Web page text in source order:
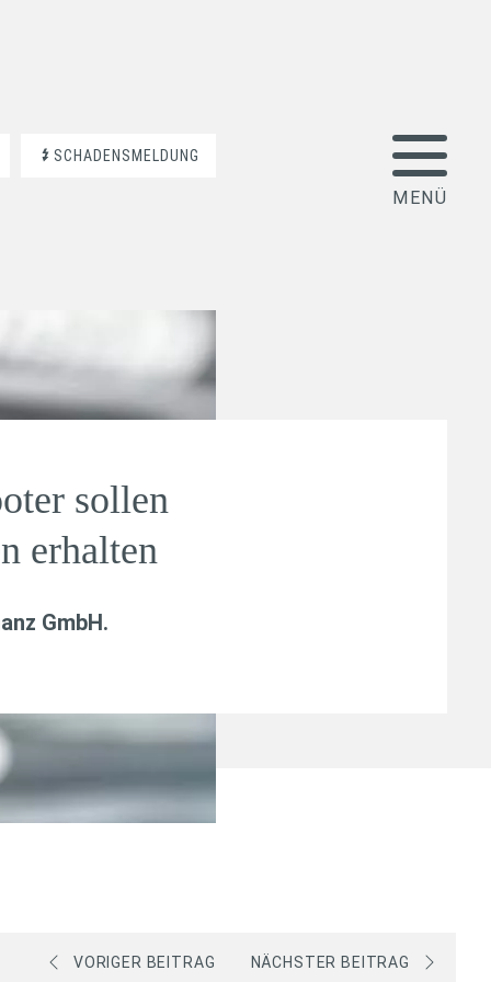
SCHADENSMELDUNG
sollen
erhalten
GmbH.
VORIGER BEITRAG NÄCHSTER BEITRAG